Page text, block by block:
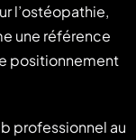
l’ostéopathie,
une référence
positionnement
professionnel au